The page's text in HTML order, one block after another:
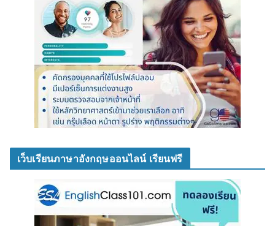
เว็บเรียนภาษาอังกฤษออนไลน์ เรียนฟรี